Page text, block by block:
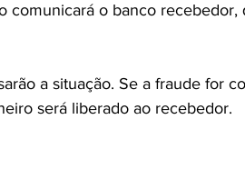
comunicará o banco recebedor,
a situação. Se a fraude for
será liberado ao recebedor.